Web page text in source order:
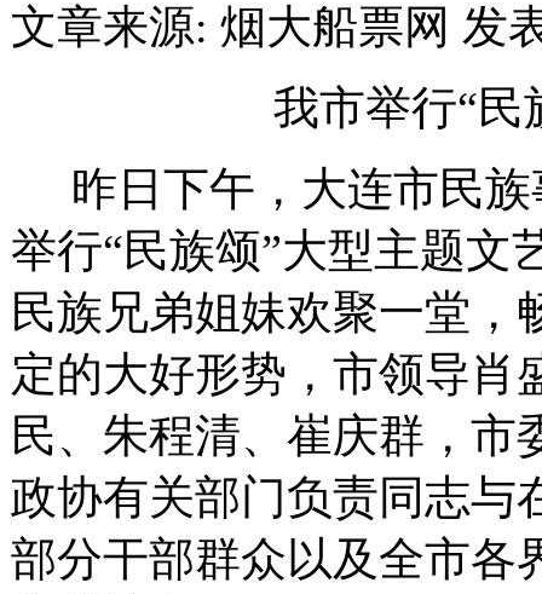
文章来源: 烟大船票网 发
我市举行“民
昨日下午，大连市民族
举行“民族颂”大型主题文
民族兄弟姐妹欢聚一堂
定的大好形势，市领导肖
民、朱程清、崔庆群，
政协有关部门负责同志与
部分干部群众以及全市各